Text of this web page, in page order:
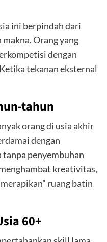
ini berpindah dari
Orang yang
dengan
tekanan eksternal
tahun
orang di usia akhir
dengan
tanpa penyembuhan
kreativitas,
ruang batin
60+